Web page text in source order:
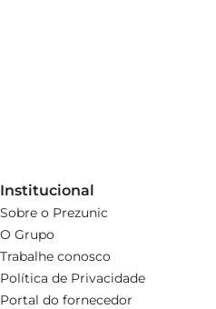
Institucional
Sobre o Prezunic
O Grupo
Trabalhe conosco
Política de Privacidade
Portal do fornecedor